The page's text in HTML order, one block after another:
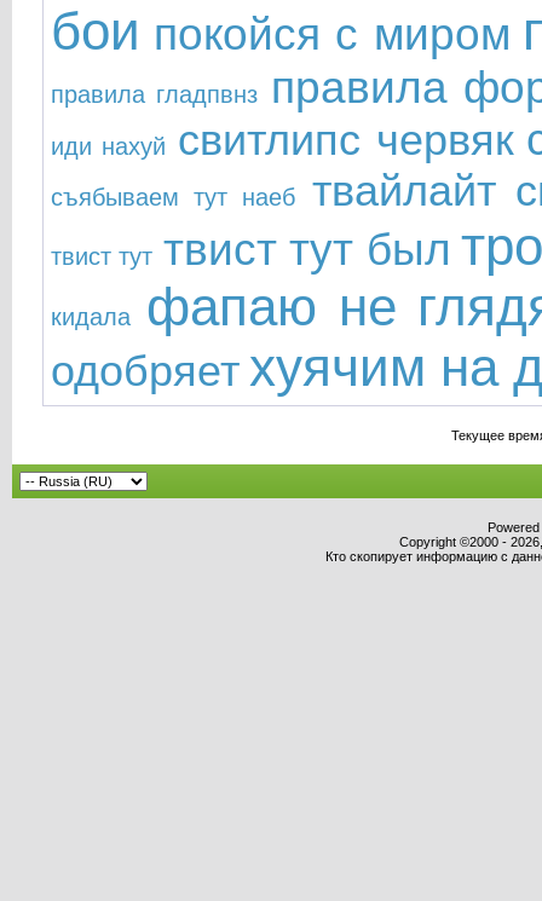
бои покойся с миром
правила гладпвнз правила
иди нахуй свитлипс червяк
съябываем тут наеб твайлайт
твист тут твист тут был
кидала фапаю не
одобряет хуячим на
Текущее
Copyright ©2000 -
Кто скопирует информацию с